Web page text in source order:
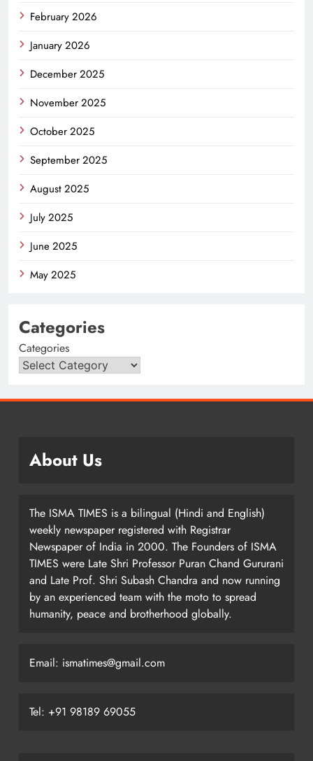
February 2026
January 2026
December 2025
November 2025
October 2025
September 2025
August 2025
July 2025
June 2025
May 2025
Categories
Categories
About Us
The ISMA TIMES is a bilingual (Hindi and English)
weekly newspaper registered with Registrar
Newspaper of India in 2000. The Founders of ISMA
TIMES were Late Shri Professor Puran Chand Gururani
and Late Prof. Shri Subash Chandra and now running
by an experienced team with the moto to spread
humanity, peace and brotherhood globally.
Email: ismatimes@gmail.com
Tel: +91 98189 69055